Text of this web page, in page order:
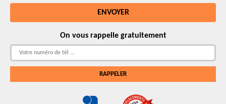
On vous rappelle gratuitement